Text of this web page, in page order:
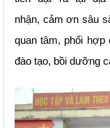
nhận, cảm ơn sâu
quan tâm, phối hợp
đào tạo, bồi dưỡng